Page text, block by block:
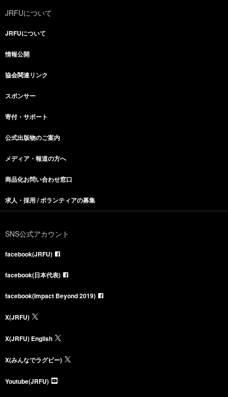
JRFUについて
JRFUについて
情報公開
協会関連リンク
スポンサー
寄付・サポート
公式出版物のご案内
メディア・報道の方へ
商品化お問い合わせ窓口
求人・採用 / ボランティアの募集
SNS公式アカウント
facebook(JRFU)
facebook(日本代表)
facebook(Impact Beyond 2019)
X(JRFU)
X(JRFU) English
X(みんなでラグビー)
Youtube(JRFU)